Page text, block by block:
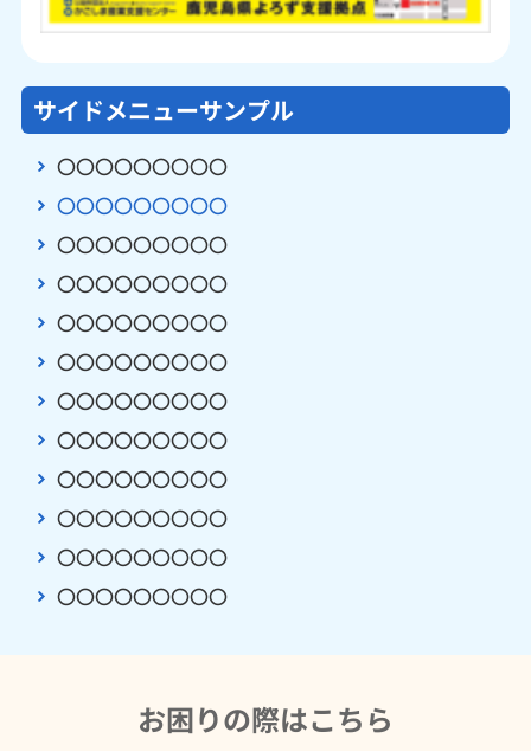
サイドメニューサンプル
〇〇〇〇〇〇〇〇〇
〇〇〇〇〇〇〇〇〇
〇〇〇〇〇〇〇〇〇
〇〇〇〇〇〇〇〇〇
〇〇〇〇〇〇〇〇〇
〇〇〇〇〇〇〇〇〇
〇〇〇〇〇〇〇〇〇
〇〇〇〇〇〇〇〇〇
〇〇〇〇〇〇〇〇〇
〇〇〇〇〇〇〇〇〇
〇〇〇〇〇〇〇〇〇
〇〇〇〇〇〇〇〇〇
お困りの際はこちら